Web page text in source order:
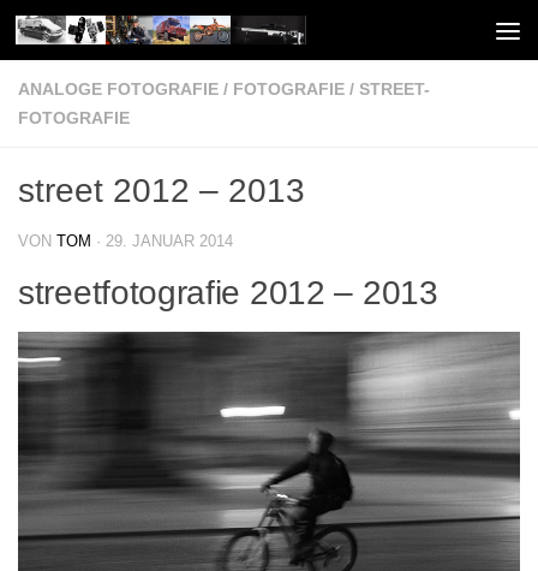
Unter dem Inhalt
ANALOGE FOTOGRAFIE / FOTOGRAFIE / STREET-
FOTOGRAFIE
street 2012 – 2013
VON TOM · 29. JANUAR 2014
streetfotografie 2012 – 2013